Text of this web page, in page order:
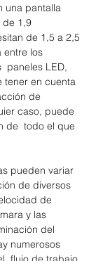
una pantalla
de 1,9
de 1,5 a 2,5
entre los
paneles LED,
tener en cuenta
de
caso, puede
de  todo el que
pueden variar
de diversos
de
y las
del
numerosos